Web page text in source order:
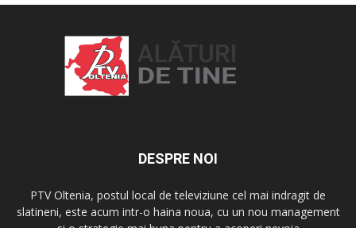
DESPRE NOI
PTV Oltenia, postul local de televiziune cel mai indragit de
slatineni, este acum intr-o haina noua, cu un nou management